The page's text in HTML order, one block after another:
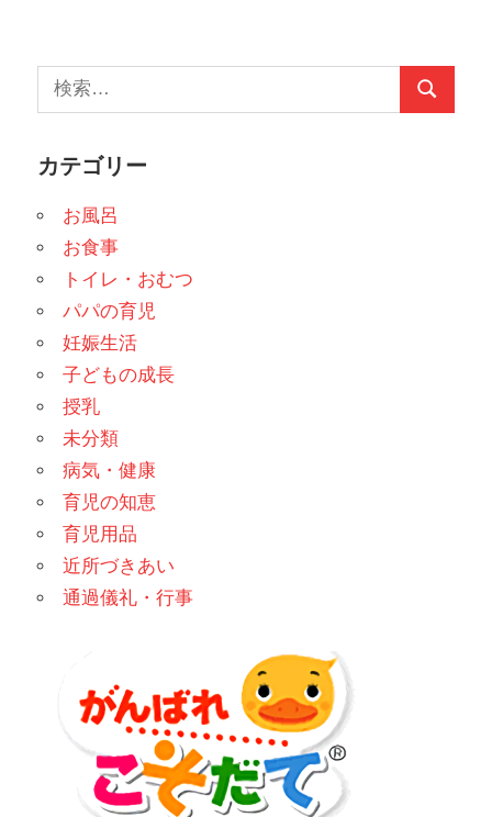
ン
検
索:
検
カテゴリー
お風呂
お食事
トイレ・おむつ
パパの育児
妊娠生活
子どもの成長
授乳
未分類
病気・健康
育児の知恵
育児用品
近所づきあい
通過儀礼・行事